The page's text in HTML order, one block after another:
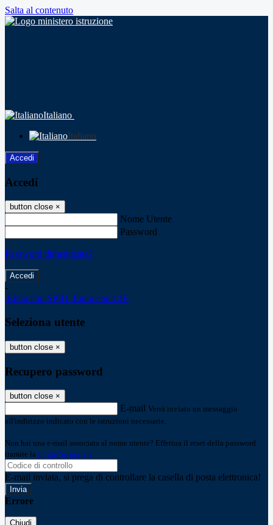
Salta al contenuto
Italiano
Italiano
Accedi
Accedi
button close ×
Nome Utente
Password
Password dimenticata?
-
Entra con SPID Entra con CIE
Seleziona utente
button close ×
Recupero password
button close ×
E-mail Verrà inviato un messaggio
all'indirizzo indicato con le istruzioni necessarie.
Non hai una e-mail associata al nome utente? Effettua il reset della password
tramite la Login Spaggiari
E-mail inviata, si prega di controllare la casella di posta elettronica!
Errore
Chiudi